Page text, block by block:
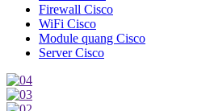
Firewall Cisco
WiFi Cisco
Module quang Cisco
Server Cisco